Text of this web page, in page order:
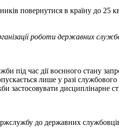
повернутися в країну до 25
роботи державних
під час дії воєнного стану
лише у разі службового
застосовувати дисциплінарне
до державних